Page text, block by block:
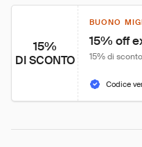
15%
DI SCONTO
BUONO
15% off
15% di sconto
Codice